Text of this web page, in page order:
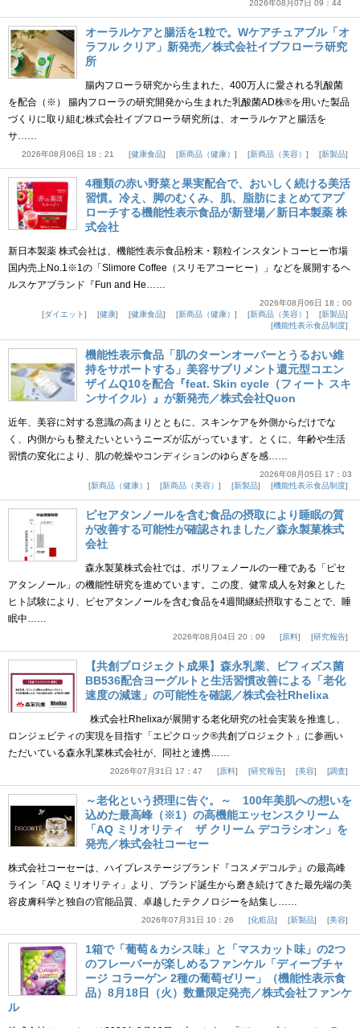
2026年08月07日 09：44
オーラルケアと腸活を1粒で。Wケアチュアブル「オ
ラフル クリア」新発売／株式会社イブフローラ研究
所
腸内フローラ研究から生まれた、400万人に愛される乳酸菌
を配合（※） 腸内フローラの研究開発から生まれた乳酸菌AD株®を用いた製品
づくりに取り組む株式会社イブフローラ研究所は、オーラルケアと腸活を
サ……
2026年08月06日 18：21 健康食品 新商品（健康） 新商品（美容） 新製品
4種類の赤い野菜と果実配合で、おいしく続ける美活
習慣。冷え、脚のむくみ、肌、脂肪にまとめてアプ
ローチする機能性表示食品が新登場／新日本製薬 株
式会社
新日本製薬 株式会社は、機能性表示食品粉末・顆粒インスタントコーヒー市場
国内売上No.1※1の「Slimore Coffee（スリモアコーヒー）」などを展開するヘ
ルスケアブランド『Fun and He……
2026年08月06日 18：00
ダイエット
健康 健康食品 新商品（健康） 新商品（美容）
新製品
機能性表示食品制度
機能性表示食品「肌のターンオーバーとうるおい維
持をサポートする」美容サプリメント還元型コエン
ザイムQ10を配合『feat. Skin cycle（フィート スキ
ンサイクル）』が新発売／株式会社Quon
近年、美容に対する意識の高まりとともに、スキンケアを外側からだけでな
く、内側からも整えたいというニーズが広がっています。とくに、年齢や生活
習慣の変化により、肌の乾燥やコンディションのゆらぎを感……
2026年08月05日 17：03
新商品（健康）
新商品（美容） 新製品 機能性表示食品制度
ピセアタンノールを含む食品の摂取により睡眠の質
が改善する可能性が確認されました／森永製菓株式
会社
森永製菓株式会社では、ポリフェノールの一種である「ピセ
アタンノール」の機能性研究を進めています。この度、健常成人を対象とした
ヒト試験により、ピセアタンノールを含む食品を4週間継続摂取することで、睡
眠中……
2026年08月04日 20：09 原料 研究報告
【共創プロジェクト成果】森永乳業、ビフィズス菌
BB536配合ヨーグルトと生活習慣改善による「老化
速度の減速」の可能性を確認／株式会社Rhelixa
株式会社Rhelixaが展開する老化研究の社会実装を推進し、
ロンジェビティの実現を目指す「エピクロック®共創プロジェクト」に参画い
ただいている森永乳業株式会社が、同社と連携……
2026年07月31日 17：47 原料 研究報告 美容 調査
～老化という摂理に告ぐ。～ 100年美肌への想いを
込めた最高峰（※1）の高機能エッセンスクリーム
「AQ ミリオリティ ザ クリーム デコラシオン」を
発売／株式会社コーセー
株式会社コーセーは、ハイプレステージブランド『コスメデコルテ』の最高峰
ライン「AQ ミリオリティ」より、ブランド誕生から磨き続けてきた最先端の美
容皮膚科学と独自の官能品質、卓越したテクノロジーを結集し……
2026年07月31日 10：26 化粧品 新製品 美容
1箱で「葡萄＆カシス味」と「マスカット味」の2つ
のフレーバーが楽しめるファンケル「ディープチャ
ージ コラーゲン 2種の葡萄ゼリー」（機能性表示食
品）8月18日（火）数量限定発売／株式会社ファンケ
ル